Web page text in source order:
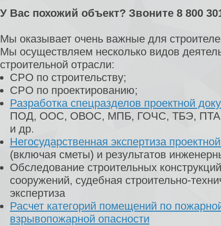
У Вас похожий объект? Звоните 8 800
Мы оказывает очень важные для
Мы осуществляем несколько видов
строительной отрасли:
СРО по строительству;
СРО по проектированию;
Разработка спецразделов проектной
ПОД, ООС, ОВОС, МПБ, ГОЧС, ТБЭ,
и др.
Негосударственная экспертиза
(включая сметы) и результатов
Обследование строительных
сооружений, судебная строительно-
экспертиза
Расчет категорий помещений по
взрывопожарной опасности